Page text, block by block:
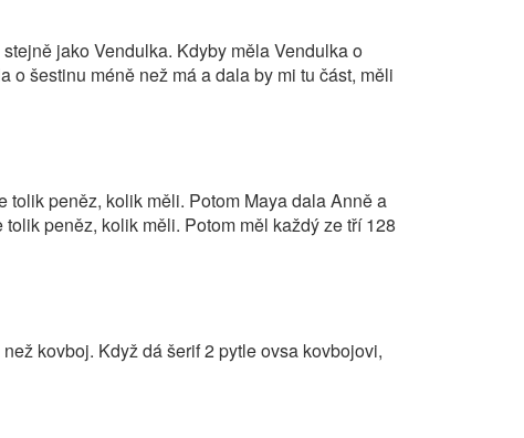
jako Vendulka. Kdyby měla Vendulka o
o šestinu méně než má a dala by mi tu část, měli
peněz, kolik měli. Potom Maya dala Anně a
peněz, kolik měli. Potom měl každý ze tří 128
kovboj. Když dá šerif 2 pytle ovsa kovbojovi,